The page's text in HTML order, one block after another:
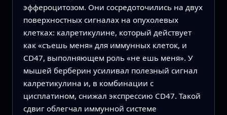
эффероцитозом. Они сосредоточились на двух
поверхностных сигналах на опухолевых
клетках: калретикулине, который действует
как «съешь меня» для иммунных клеток, и
CD47, выполняющем роль «не ешь меня». У
мышей берберин усиливал полезный сигнал
калретикулина и, в комбинации с
цисплатином, снижал экспрессию CD47. Такой
сдвиг облегчал иммунной системе